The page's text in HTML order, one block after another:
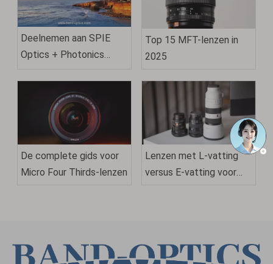
Deelnemen aan SPIE
Optics + Photonics
Top 15 MFT-lenzen in
2025
De complete gids voor
Micro Four Thirds-lenzen
Lenzen met L-vatting
versus E-vatting voor